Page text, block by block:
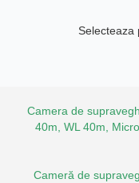
Selecteaza
Camera de
40m, WL 40m,
Cameră de